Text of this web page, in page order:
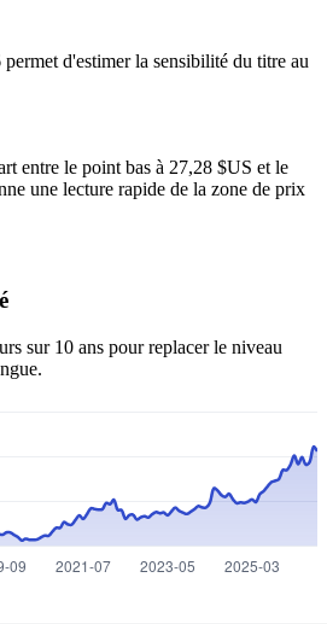
permet d'estimer la sensibilité du titre au
entre le point bas à 27,28 $US et le
une lecture rapide de la zone de prix
sur 10 ans pour replacer le niveau